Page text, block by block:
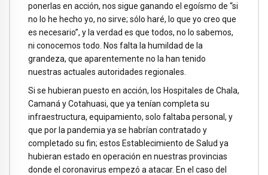
ponerlas en acción, nos sigue ganando el egoísmo de “si
no lo he hecho yo, no sirve; sólo haré, lo que yo creo que
es necesario”, y la verdad es que todos, no lo sabemos,
ni conocemos todo. Nos falta la humildad de la
grandeza, que aparentemente no la han tenido
nuestras actuales autoridades regionales.
Si se hubieran puesto en acción, los Hospitales de Chala,
Camaná y Cotahuasi, que ya tenían completa su
infraestructura, equipamiento, solo faltaba personal, y
que por la pandemia ya se habrían contratado y
completado su fin; estos Establecimiento de Salud ya
hubieran estado en operación en nuestras provincias
donde el coronavirus empezó a atacar. En el caso del